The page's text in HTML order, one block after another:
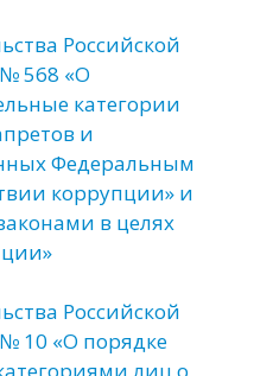
Российской
568 «О
категории
и
Федеральным
коррупции» и
в целях
Российской
10 «О порядке
лиц о